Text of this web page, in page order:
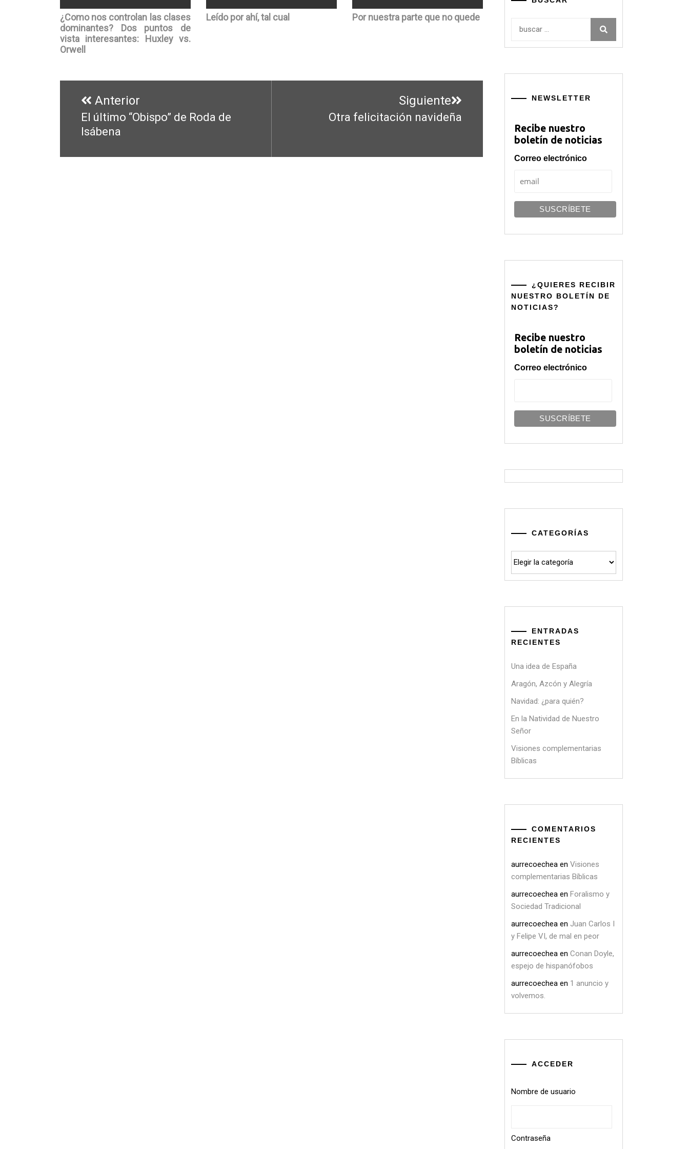
¿Como nos controlan las clases
dominantes? Dos puntos de
vista interesantes: Huxley vs.
Orwell
Leído por ahí, tal cual Por nuestra parte que no quede
Navegación
entradas
Anterior
Entrada
anterior:
El último “Obispo” de Roda de
Isábena
Siguiente
EntradaOtra felicitación navideña
NEWSLETTER
Recibe nuestro
boletín de noticias
Correo electrónico
¿QUIERES RECIBIR
NUESTRO BOLETÍN DE
NOTICIAS?
Recibe nuestro
boletín de noticias
Correo electrónico
CATEGORÍAS
ENTRADAS
RECIENTES
Una idea de España
Aragón, Azcón y Alegría
Navidad: ¿para quién?
En la Natividad de Nuestro
Señor
Visiones complementarias
Bíblicas
COMENTARIOS
RECIENTES
aurrecoechea en Visiones
complementarias Bíblicas
aurrecoechea en Foralismo y
Sociedad Tradicional
aurrecoechea en Juan Carlos I
y Felipe VI, de mal en peor
aurrecoechea en Conan Doyle,
espejo de hispanófobos
aurrecoechea en 1 anuncio y
volvemos.
ACCEDER
Nombre de usuario
Contraseña